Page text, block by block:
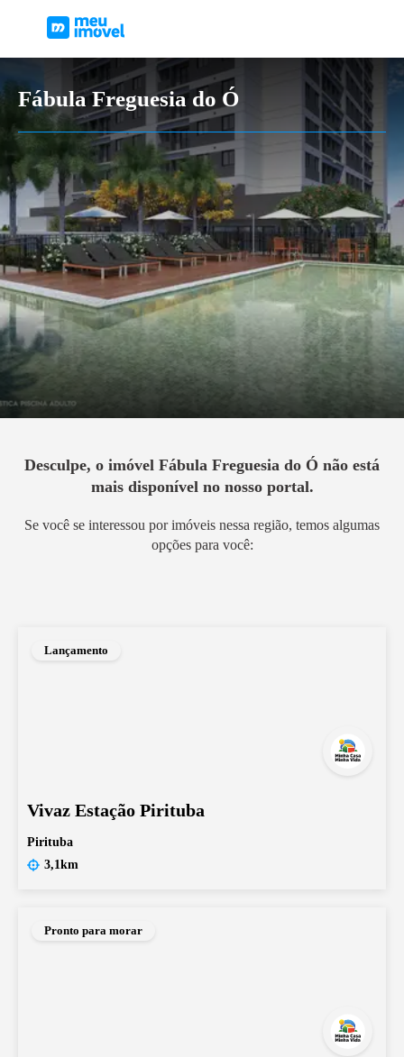
Fábula Freguesia do Ó
Desculpe, o imóvel Fábula Freguesia do Ó não está
mais disponível no nosso portal.
Se você se interessou por imóveis nessa região, temos algumas
opções para você:
Lançamento
Vivaz Estação Pirituba
Pirituba
3,1km
Pronto para morar